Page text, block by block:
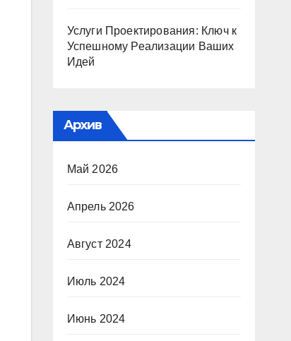
Услуги Проектирования: Ключ к
Успешному Реализации Ваших
Идей
Архив
Май 2026
Апрель 2026
Август 2024
Июль 2024
Июнь 2024